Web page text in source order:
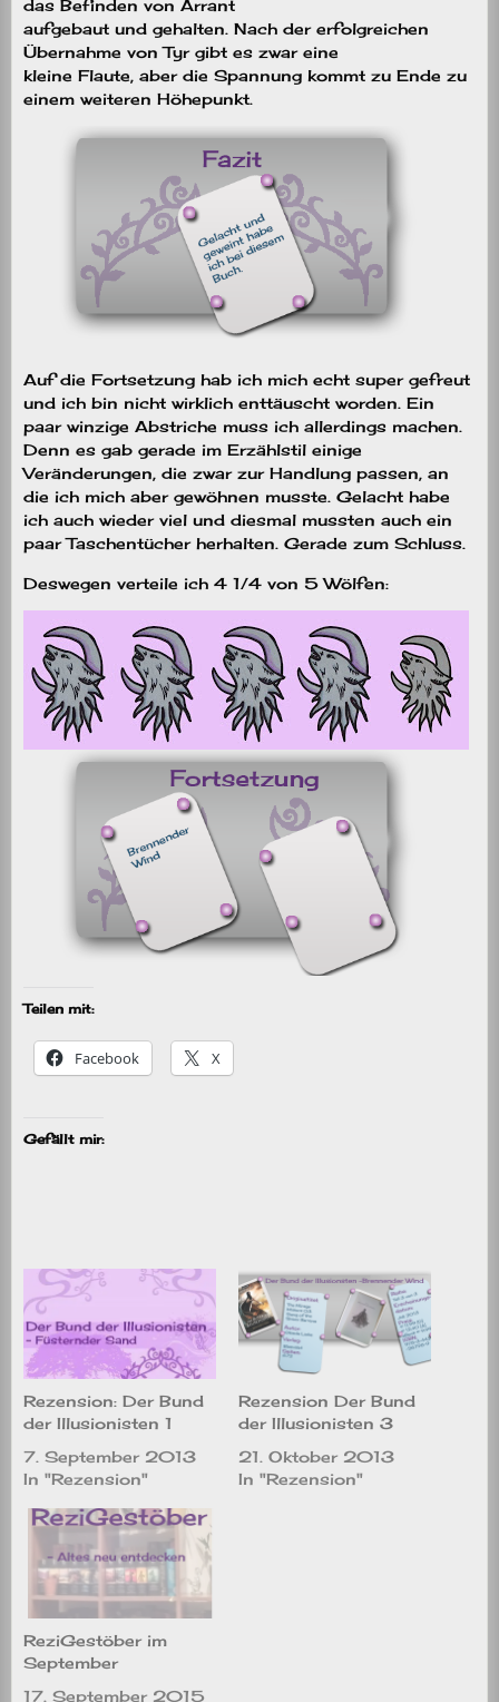
das Befinden von Arrant
aufgebaut und gehalten. Nach der erfolgreichen
Übernahme von Tyr gibt es zwar eine
kleine Flaute, aber die Spannung kommt zu Ende zu
einem weiteren Höhepunkt.
Auf die Fortsetzung hab ich mich echt super gefreut
und ich bin nicht wirklich enttäuscht worden. Ein
paar winzige Abstriche muss ich allerdings machen.
Denn es gab gerade im Erzählstil einige
Veränderungen, die zwar zur Handlung passen, an
die ich mich aber gewöhnen musste. Gelacht habe
ich auch wieder viel und diesmal mussten auch ein
paar Taschentücher herhalten. Gerade zum Schluss.
Deswegen verteile ich 4 1/4 von 5 Wölfen:
Teilen mit:
Facebook X
Gefällt mir:
Rezension: Der Bund
der Illusionisten 1
7. September 2013
In "Rezension"
Rezension Der Bund
der Illusionisten 3
21. Oktober 2013
In "Rezension"
ReziGestöber im
September
17. September 2015